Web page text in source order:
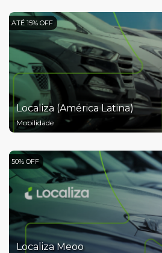
ATÉ 15% OFF
Localiza (América Latina)
Mobilidade
50% OFF
Localiza Meoo